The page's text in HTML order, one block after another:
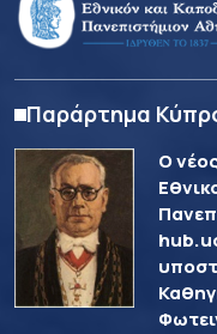
Παράρτημα
Ο